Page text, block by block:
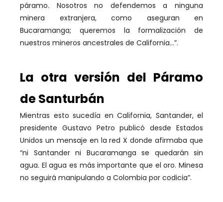
páramo. Nosotros no defendemos a ninguna
minera extranjera, como aseguran en
Bucaramanga; queremos la formalización de
nuestros mineros ancestrales de California…”.
La otra versión del Páramo
de Santurbán
Mientras esto sucedía en California, Santander, el
presidente Gustavo Petro publicó desde Estados
Unidos un mensaje en la red X donde afirmaba que
“ni Santander ni Bucaramanga se quedarán sin
agua. El agua es más importante que el oro. Minesa
no seguirá manipulando a Colombia por codicia”.